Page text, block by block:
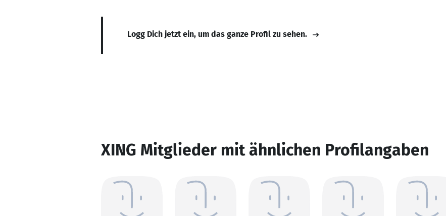
Logg Dich jetzt ein, um das ganze Profil zu sehen.
XING Mitglieder mit ähnlichen Profilangaben